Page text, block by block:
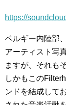
https://
ベルギー内陸部
アーティスト写
ますが、それも
しかもこの
ンドを結成して